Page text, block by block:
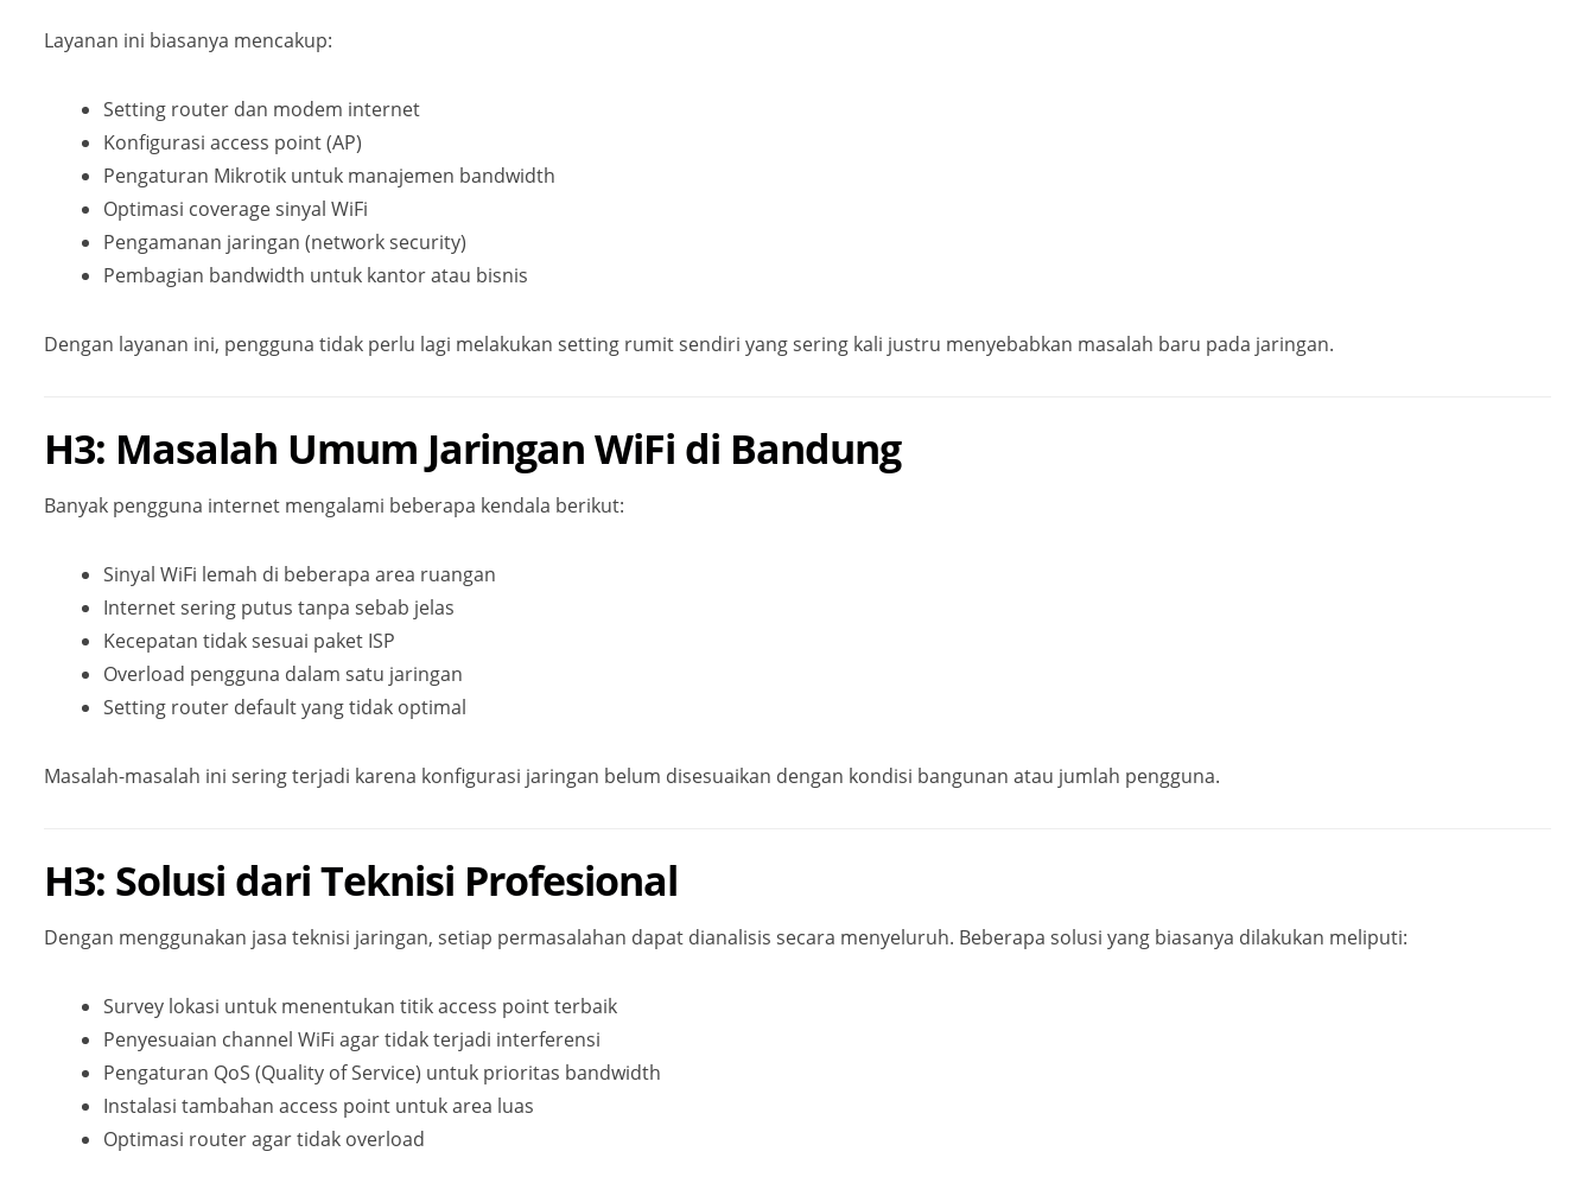
Layanan ini biasanya mencakup:
Setting router dan modem internet
Konfigurasi access point (AP)
Pengaturan Mikrotik untuk manajemen bandwidth
Optimasi coverage sinyal WiFi
Pengamanan jaringan (network security)
Pembagian bandwidth untuk kantor atau bisnis
Dengan layanan ini, pengguna tidak perlu lagi melakukan setting rumit sendiri yang sering kali justru menyebabkan masalah baru pada jaringan.
H3: Masalah Umum Jaringan WiFi di Bandung
Banyak pengguna internet mengalami beberapa kendala berikut:
Sinyal WiFi lemah di beberapa area ruangan
Internet sering putus tanpa sebab jelas
Kecepatan tidak sesuai paket ISP
Overload pengguna dalam satu jaringan
Setting router default yang tidak optimal
Masalah-masalah ini sering terjadi karena konfigurasi jaringan belum disesuaikan dengan kondisi bangunan atau jumlah pengguna.
H3: Solusi dari Teknisi Profesional
Dengan menggunakan jasa teknisi jaringan, setiap permasalahan dapat dianalisis secara menyeluruh. Beberapa solusi yang biasanya dilakukan meliputi:
Survey lokasi untuk menentukan titik access point terbaik
Penyesuaian channel WiFi agar tidak terjadi interferensi
Pengaturan QoS (Quality of Service) untuk prioritas bandwidth
Instalasi tambahan access point untuk area luas
Optimasi router agar tidak overload